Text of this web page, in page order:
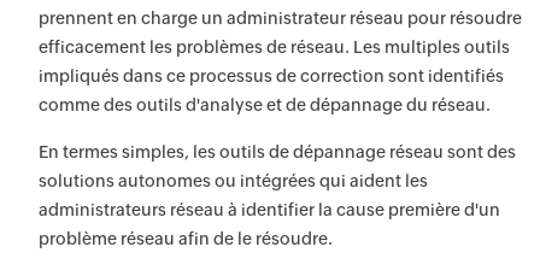
prennent en charge un administrateur réseau pour résoudre
efficacement les problèmes de réseau. Les multiples outils
impliqués dans ce processus de correction sont identifiés
comme des outils d'analyse et de dépannage du réseau.
En termes simples, les outils de dépannage réseau sont des
solutions autonomes ou intégrées qui aident les
administrateurs réseau à identifier la cause première d'un
problème réseau afin de le résoudre.